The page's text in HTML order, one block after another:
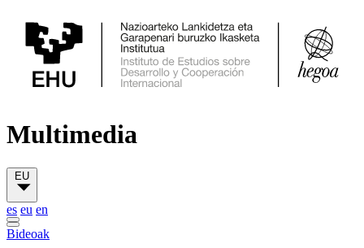
Multimedia
EU
es eu en
Bideoak